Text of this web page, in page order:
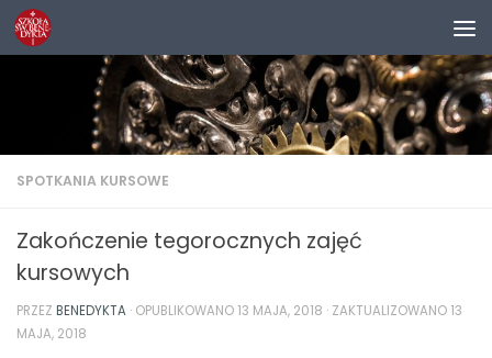
Przejdź do treści
SPOTKANIA KURSOWE
Zakończenie tegorocznych zajęć
kursowych
PRZEZ BENEDYKTA · OPUBLIKOWANO 13 MAJA, 2018 · ZAKTUALIZOWANO 13
MAJA, 2018